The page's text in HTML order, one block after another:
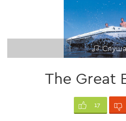
The Great
17